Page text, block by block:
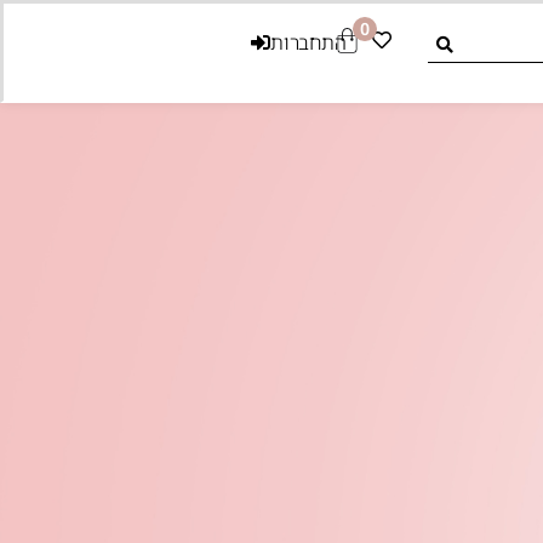
0
התחברות